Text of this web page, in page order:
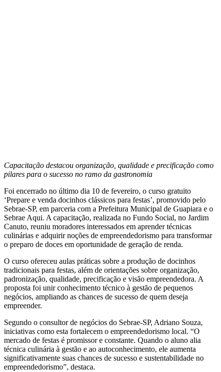
Capacitação destacou organização, qualidade e precificação como
pilares para o sucesso no ramo da gastronomia
Foi encerrado no último dia 10 de fevereiro, o curso gratuito
‘Prepare e venda docinhos clássicos para festas’, promovido pelo
Sebrae-SP, em parceria com a Prefeitura Municipal de Guapiara e o
Sebrae Aqui. A capacitação, realizada no Fundo Social, no Jardim
Canuto, reuniu moradores interessados em aprender técnicas
culinárias e adquirir noções de empreendedorismo para transformar
o preparo de doces em oportunidade de geração de renda.
O curso ofereceu aulas práticas sobre a produção de docinhos
tradicionais para festas, além de orientações sobre organização,
padronização, qualidade, precificação e visão empreendedora. A
proposta foi unir conhecimento técnico à gestão de pequenos
negócios, ampliando as chances de sucesso de quem deseja
empreender.
Segundo o consultor de negócios do Sebrae-SP, Adriano Souza,
iniciativas como esta fortalecem o empreendedorismo local. “O
mercado de festas é promissor e constante. Quando o aluno alia
técnica culinária à gestão e ao autoconhecimento, ele aumenta
significativamente suas chances de sucesso e sustentabilidade no
empreendedorismo”, destaca.